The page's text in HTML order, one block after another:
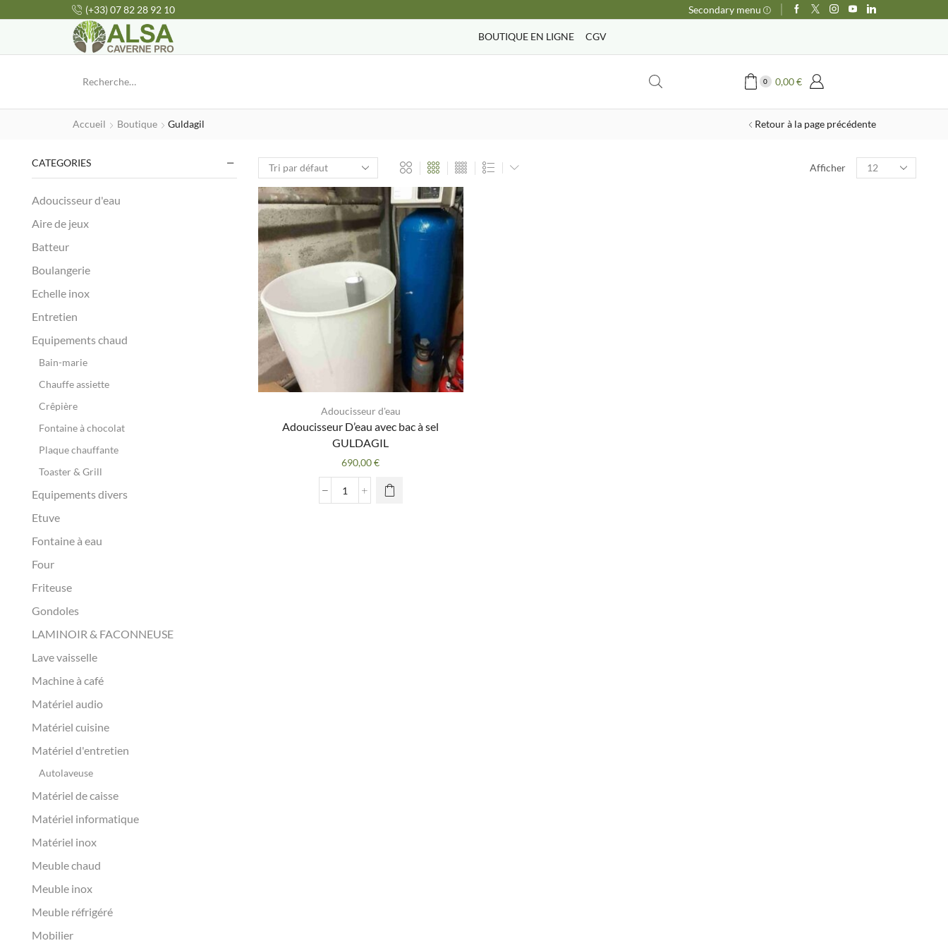
(+33) 07 82 28 92 10 Secondary menu
BOUTIQUE EN LIGNE CGV
0 0,00€
Accueil Boutique Guldagil Retour à la page précédente
Afficher
Produits
par
Adoucisseur d'eau
Adoucisseur D’eau avec bac à sel
GULDAGIL
690,00€
quantité
CATEGORIES
Adoucisseur d'eau
Aire de jeux
Batteur
Boulangerie
Echelle inox
Entretien
Equipements chaud
Bain-marie
Chauffe assiette
Crêpière
Fontaine à chocolat
Plaque chauffante
Toaster & Grill
Equipements divers
Etuve
Fontaine à eau
Four
Friteuse
Gondoles
LAMINOIR & FACONNEUSE
Lave vaisselle
Machine à café
Matériel audio
Matériel cuisine
Matériel d'entretien
Autolaveuse
Matériel de caisse
Matériel informatique
Matériel inox
Meuble chaud
Meuble inox
Meuble réfrigéré
Mobilier